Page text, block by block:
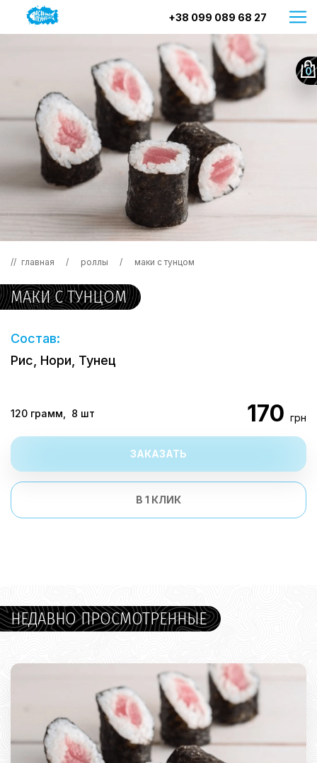
+38 099 089 68 27
0
главная роллы маки с тунцом
МАКИ С ТУНЦОМ
Состав:
Рис, Нори, Тунец
120 грамм , 8 шт 170 грн
ЗАКАЗАТЬ
В 1 КЛИК
НЕДАВНО ПРОСМОТРЕННЫЕ